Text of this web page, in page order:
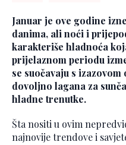
Januar je ove godine
danima, ali noći i
karakteriše hladnoća
prijelaznom periodu
se suočavaju s
dovoljno lagana za
hladne trenutke.
Šta nositi u ovim
najnovije trendove i